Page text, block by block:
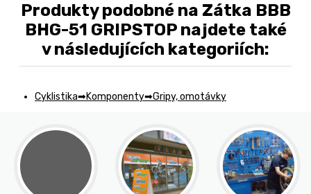
Produkty podobné na Zátka BBB
BHG-51 GRIPSTOP najdete také
v následujících kategoriích:
Cyklistika Komponenty Gripy, omotávky